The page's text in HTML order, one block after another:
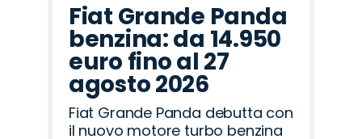
Fiat Grande Panda
benzina: da 14.950
euro fino al 27
agosto 2026
Fiat Grande Panda debutta con
il nuovo motore turbo benzina